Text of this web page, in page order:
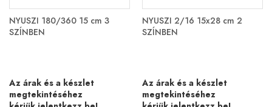
NYUSZI 180/360 15 cm 3
SZÍNBEN
Az árak és a készlet
megtekintéséhez
NYUSZI 2/16 15x28 cm 2
SZÍNBEN
Az árak és a készlet
megtekintéséhez